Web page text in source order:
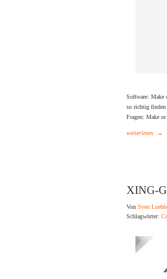
Software: Make
so richtig finden
Fragen: Make or
weiterlesen →
XING-
Von Sven
Schlagwörter: